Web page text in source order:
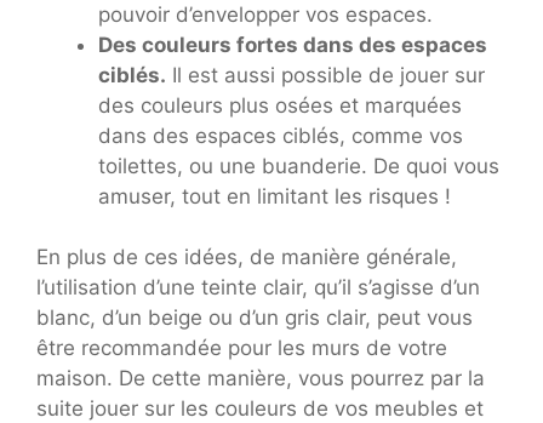
pouvoir d’envelopper vos espaces.
Des couleurs fortes dans des espaces
ciblés. Il est aussi possible de jouer sur
des couleurs plus osées et marquées
dans des espaces ciblés, comme vos
toilettes, ou une buanderie. De quoi vous
amuser, tout en limitant les risques !
En plus de ces idées, de manière générale,
l’utilisation d’une teinte clair, qu’il s’agisse d’un
blanc, d’un beige ou d’un gris clair, peut vous
être recommandée pour les murs de votre
maison. De cette manière, vous pourrez par la
suite jouer sur les couleurs de vos meubles et